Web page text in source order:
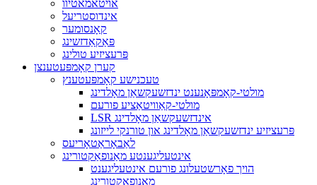
אויטאמאטיוו
אינדוסטריעל
קאָנסומער
פּאַקאַדזשינג
פּרעציזיע טולינג
קערן קאָמפּעטענצן
טעכנישע קאָמפּעטענץ
מולטי-קאָמפּאָנענט ינדזשעקשאַן מאָלדינג
מולטי-קאַוויטאַציע פורעם
LSR אינדזשעקשאַן מאָלדינג
פּרעציזיע ינדזשעקשאַן מאָלדינג און טורנקי לייזונג
לאַבאָראַטאָריעס
אינטעליגענטע מאַנופאַקטורינג
הויך פאָרשטעלונג פורעם אינטעליגענט
מאַנופאַקטורינג